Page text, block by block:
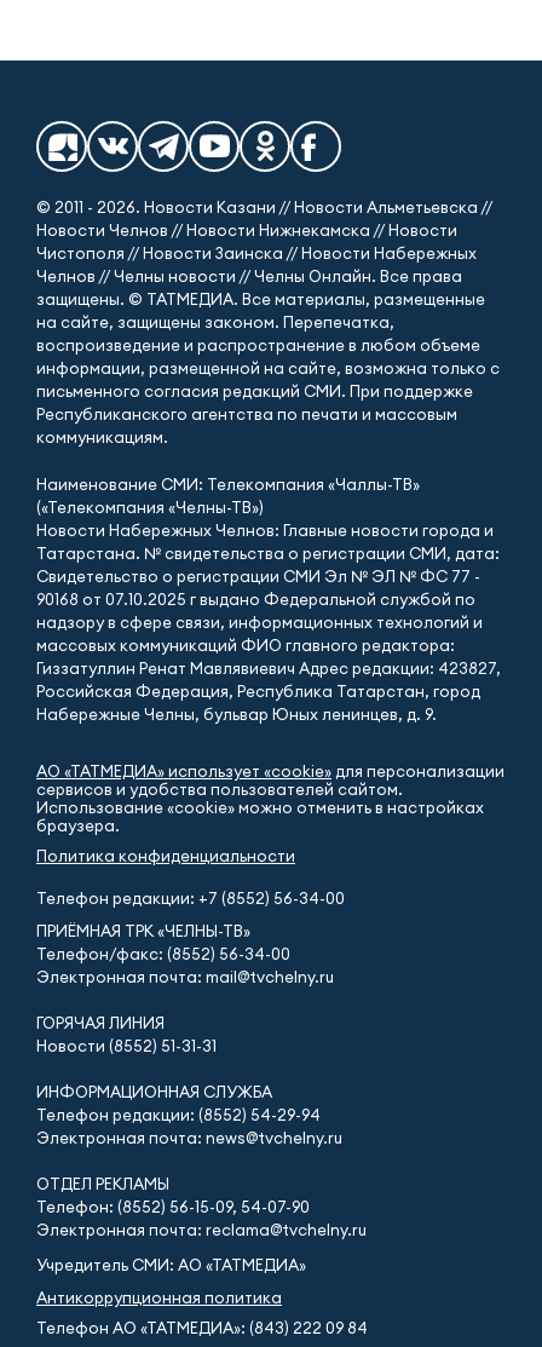
© 2011 - 2026. Новости Казани // Новости Альметьевска //
Новости Челнов // Новости Нижнекамска // Новости
Чистополя // Новости Заинска // Новости Набережных
Челнов // Челны новости // Челны Онлайн. Все права
защищены. © ТАТМЕДИА. Все материалы, размещенные
на сайте, защищены законом. Перепечатка,
воспроизведение и распространение в любом объеме
информации, размещенной на сайте, возможна только с
письменного согласия редакций СМИ. При поддержке
Республиканского агентства по печати и массовым
коммуникациям.
Наименование СМИ: Телекомпания «Чаллы-ТВ»
(«Телекомпания «Челны-ТВ»)
Новости Набережных Челнов: Главные новости города и
Татарстана. № свидетельства о регистрации СМИ, дата:
Свидетельство о регистрации СМИ Эл № ЭЛ № ФС 77 -
90168 от 07.10.2025 г выдано Федеральной службой по
надзору в сфере связи, информационных технологий и
массовых коммуникаций ФИО главного редактора:
Гиззатуллин Ренат Мавлявиевич Адрес редакции: 423827,
Российская Федерация, Республика Татарстан, город
Набережные Челны, бульвар Юных ленинцев, д. 9.
АО «ТАТМЕДИА» использует «cookie» для персонализации
сервисов и удобства пользователей сайтом.
Использование «cookie» можно отменить в настройках
браузера.
Политика конфиденциальности
Телефон редакции: +7 (8552) 56-34-00
ПРИЁМНАЯ ТРК «ЧЕЛНЫ-ТВ»
Телефон/факс: (8552) 56-34-00
Электронная почта: mail@tvchelny.ru
ГОРЯЧАЯ ЛИНИЯ
Новости (8552) 51-31-31
ИНФОРМАЦИОННАЯ СЛУЖБА
Телефон редакции: (8552) 54-29-94
Электронная почта: news@tvchelny.ru
ОТДЕЛ РЕКЛАМЫ
Телефон: (8552) 56-15-09, 54-07-90
Электронная почта: reclama@tvchelny.ru
Учредитель СМИ: АО «ТАТМЕДИА»
Антикоррупционная политика
Телефон АО «ТАТМЕДИА»: (843) 222 09 84